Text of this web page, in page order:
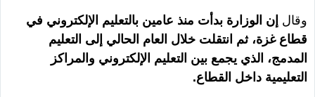
وقال إن الوزارة بدأت منذ عامين بالتعليم الإلكتروني في
قطاع غزة، ثم انتقلت خلال العام الحالي إلى التعليم
المدمج، الذي يجمع بين التعليم الإلكتروني والمراكز
التعليمية داخل القطاع.